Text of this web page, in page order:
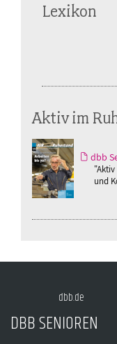
Lexikon
Aktiv im
dbb
und
dbb.de
DBB SENIOREN